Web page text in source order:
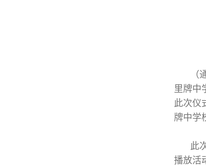
里牌中
此次仪
牌中学
此
播放活